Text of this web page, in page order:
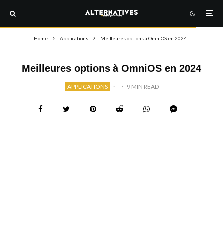
Home Applications Meilleures options à OmniOS en 2024
Meilleures options à OmniOS en 2024
APPLICATIONS · · 9 MIN READ